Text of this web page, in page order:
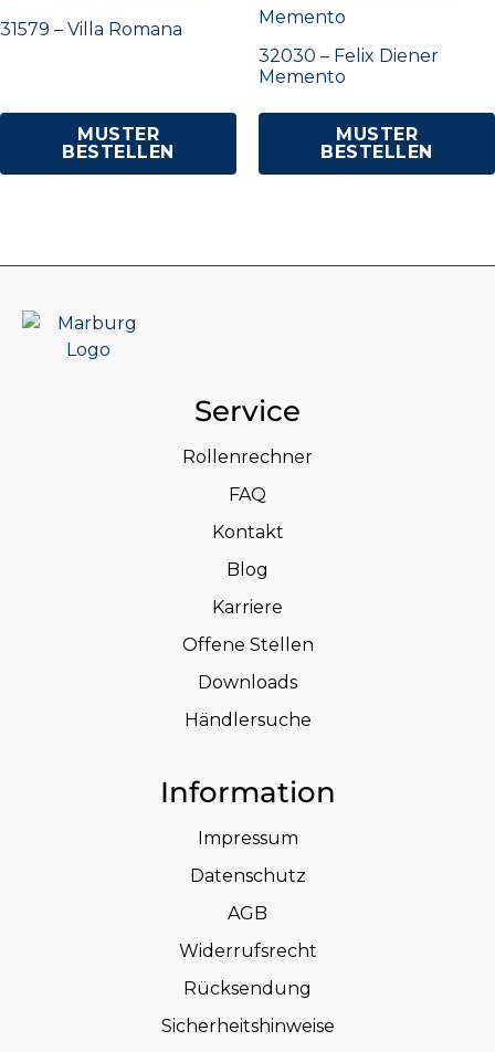
31579 – Villa Romana
MUSTER
BESTELLEN
32030 – Felix Diener
Memento
MUSTER
BESTELLEN
Service
Rollenrechner
FAQ
Kontakt
Blog
Karriere
Offene Stellen
Downloads
Händlersuche
Information
Impressum
Datenschutz
AGB
Widerrufsrecht
Rücksendung
Sicherheitshinweise